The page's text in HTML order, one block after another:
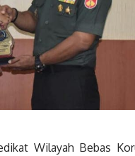
Wilayah Bebas